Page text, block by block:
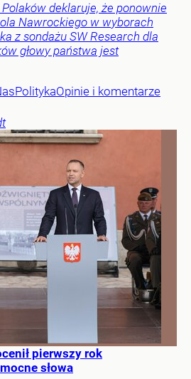
deklaruje, że ponownie
Nawrockiego w wyborach
z sondażu SW Research dla
głowy państwa jest
PolitykaOpinie i komentarze
pierwszy rok
słowa